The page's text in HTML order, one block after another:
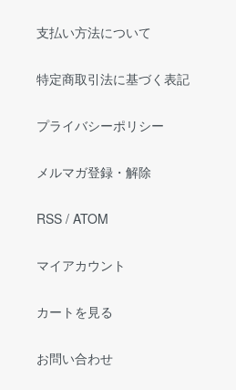
支払い方法について
特定商取引法に基づく表記
プライバシーポリシー
メルマガ登録・解除
RSS / ATOM
マイアカウント
カートを見る
お問い合わせ